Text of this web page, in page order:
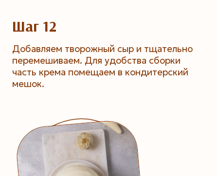
Шаг 12
Добавляем творожный сыр и тщательно
перемешиваем. Для удобства сборки
часть крема помещаем в кондитерский
мешок.